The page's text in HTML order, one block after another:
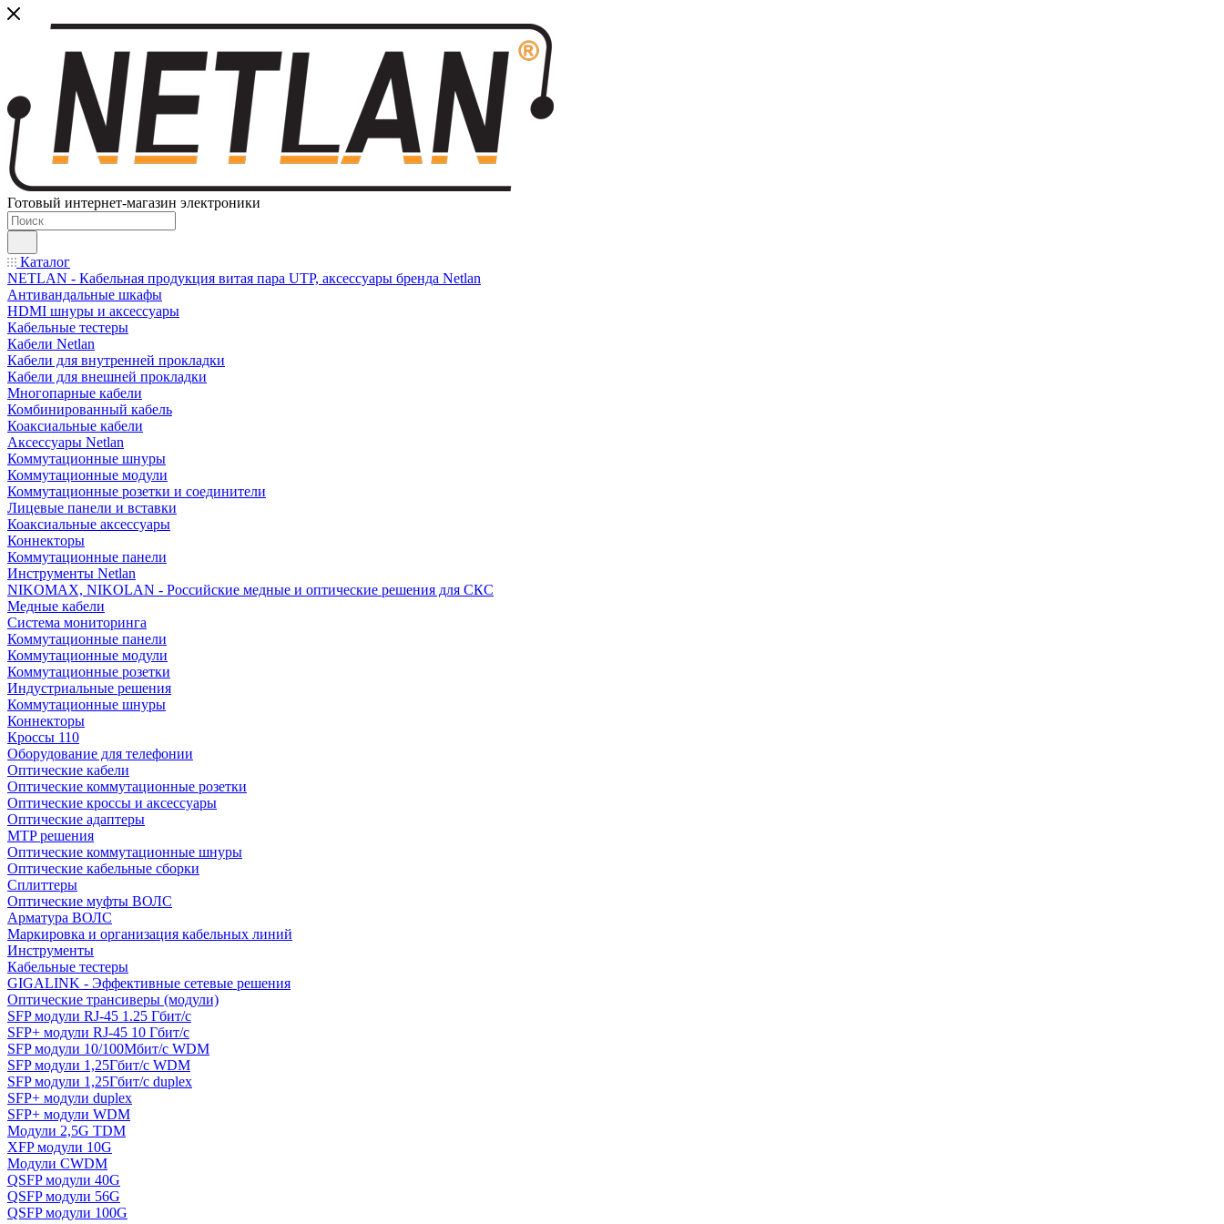
Готовый интернет-магазин электроники
Каталог
NETLAN - Кабельная продукция витая пара UTP, аксессуары бренда Netlan
Антивандальные шкафы
HDMI шнуры и аксессуары
Кабельные тестеры
Кабели Netlan
Кабели для внутренней прокладки
Кабели для внешней прокладки
Многопарные кабели
Комбинированный кабель
Коаксиальные кабели
Аксессуары Netlan
Коммутационные шнуры
Коммутационные модули
Коммутационные розетки и соединители
Лицевые панели и вставки
Коаксиальные аксессуары
Коннекторы
Коммутационные панели
Инструменты Netlan
NIKOMAX, NIKOLAN - Российские медные и оптические решения для СКС
Медные кабели
Система мониторинга
Коммутационные панели
Коммутационные модули
Коммутационные розетки
Индустриальные решения
Коммутационные шнуры
Коннекторы
Кроссы 110
Оборудование для телефонии
Оптические кабели
Оптические коммутационные розетки
Оптические кроссы и аксессуары
Оптические адаптеры
MTP решения
Оптические коммутационные шнуры
Оптические кабельные сборки
Сплиттеры
Оптические муфты ВОЛС
Арматура ВОЛС
Маркировка и организация кабельных линий
Инструменты
Кабельные тестеры
GIGALINK - Эффективные сетевые решения
Оптические трансиверы (модули)
SFP модули RJ-45 1.25 Гбит/c
SFP+ модули RJ-45 10 Гбит/c
SFP модули 10/100Мбит/с WDM
SFP модули 1,25Гбит/с WDM
SFP модули 1,25Гбит/с duplex
SFP+ модули duplex
SFP+ модули WDM
Модули 2,5G TDM
XFP модули 10G
Модули CWDM
QSFP модули 40G
QSFP модули 56G
QSFP модули 100G